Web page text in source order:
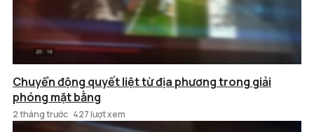
Chuyển động quyết liệt từ địa phương trong giải
phóng mặt bằng
2 tháng trước 427 lượt xem